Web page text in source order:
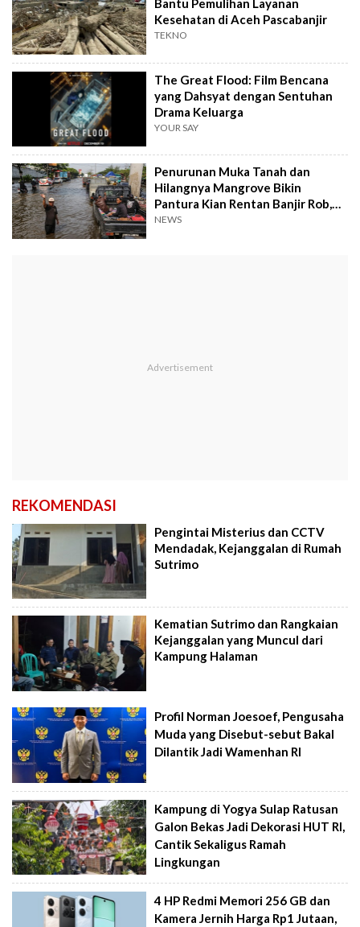
Bantu Pemulihan Layanan
Kesehatan di Aceh Pascabanjir
TEKNO
The Great Flood: Film Bencana
yang Dahsyat dengan Sentuhan
Drama Keluarga
YOUR SAY
Penurunan Muka Tanah dan
Hilangnya Mangrove Bikin
Pantura Kian Rentan Banjir Rob,
Adakah Solusinya?
NEWS
REKOMENDASI
Pengintai Misterius dan CCTV
Mendadak, Kejanggalan di Rumah
Sutrimo
Kematian Sutrimo dan Rangkaian
Kejanggalan yang Muncul dari
Kampung Halaman
Profil Norman Joesoef, Pengusaha
Muda yang Disebut-sebut Bakal
Dilantik Jadi Wamenhan RI
Kampung di Yogya Sulap Ratusan
Galon Bekas Jadi Dekorasi HUT RI,
Cantik Sekaligus Ramah
Lingkungan
4 HP Redmi Memori 256 GB dan
Kamera Jernih Harga Rp1 Jutaan,